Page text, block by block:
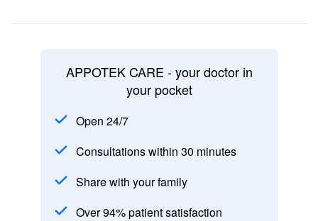
APPOTEK CARE - your doctor in
your pocket
Open 24/7
Consultations within 30 minutes
Share with your family
Over 94% patient satisfaction